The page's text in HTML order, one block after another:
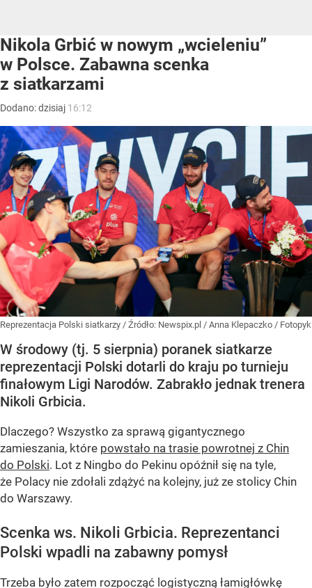
Nikola Grbić w nowym „wcieleniu”
w Polsce. Zabawna scenka
z siatkarzami
Dodano:dzisiaj 16:12
Reprezentacja Polski siatkarzy / Źródło: Newspix.pl / Anna Klepaczko / Fotopyk
W środowy (tj. 5 sierpnia) poranek siatkarze
reprezentacji Polski dotarli do kraju po turnieju
finałowym Ligi Narodów. Zabrakło jednak trenera
Nikoli Grbicia.
Dlaczego? Wszystko za sprawą gigantycznego
zamieszania, które powstało na trasie powrotnej z Chin
do Polski. Lot z Ningbo do Pekinu opóźnił się na tyle,
że Polacy nie zdołali zdążyć na kolejny, już ze stolicy Chin
do Warszawy.
Scenka ws. Nikoli Grbicia. Reprezentanci
Polski wpadli na zabawny pomysł
Trzeba było zatem rozpocząć logistyczną łamigłówkę